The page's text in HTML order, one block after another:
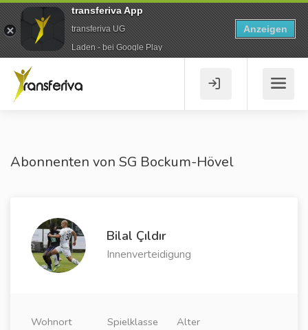
Abonnenten von SG Bockum-Hövel
Bilal Çıldır
Innenverteidigung
Wohnort
Spielklasse
Alter
transferiva App
transferiva UG
Laden - bei Google Play
Anzeigen